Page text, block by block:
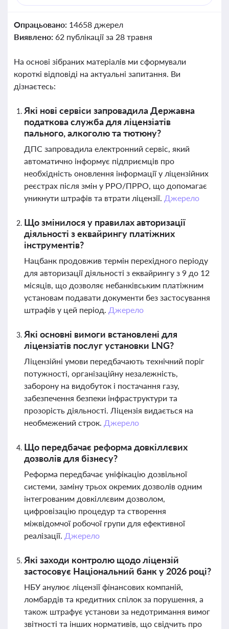
Опрацьовано: 14658 джерел
Виявлено: 62 публікації за 28 травня
На основі зібраних матеріалів ми сформували
короткі відповіді на актуальні запитання. Ви
дізнаєтесь:
Які нові сервіси запровадила Державна
податкова служба для ліцензіатів
пального, алкоголю та тютюну?
ДПС запровадила електронний сервіс, який
автоматично інформує підприємців про
необхідність оновлення інформації у ліцензійних
реєстрах після змін у РРО/ПРРО, що допомагає
уникнути штрафів та втрати ліцензії. Джерело
Що змінилося у правилах авторизації
діяльності з еквайрингу платіжних
інструментів?
Нацбанк продовжив термін перехідного періоду
для авторизації діяльності з еквайрингу з 9 до 12
місяців, що дозволяє небанківським платіжним
установам подавати документи без застосування
штрафів у цей період. Джерело
Які основні вимоги встановлені для
ліцензіатів послуг установки LNG?
Ліцензійні умови передбачають технічний поріг
потужності, організаційну незалежність,
заборону на видобуток і постачання газу,
забезпечення безпеки інфраструктури та
прозорість діяльності. Ліцензія видається на
необмежений строк. Джерело
Що передбачає реформа довкіллєвих
дозволів для бізнесу?
Реформа передбачає уніфікацію дозвільної
системи, заміну трьох окремих дозволів одним
інтегрованим довкіллєвим дозволом,
цифровізацію процедур та створення
міжвідомчої робочої групи для ефективної
реалізації. Джерело
Які заходи контролю щодо ліцензій
застосовує Національний банк у 2026 році?
НБУ анулює ліцензії фінансових компаній,
ломбардів та кредитних спілок за порушення, а
також штрафує установи за недотримання вимог
звітності та інших нормативів, що свідчить про